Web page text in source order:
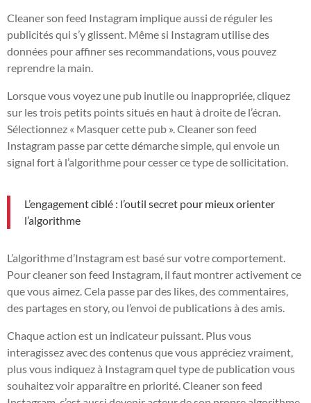
Cleaner son feed Instagram implique aussi de réguler les
publicités qui s’y glissent. Même si Instagram utilise des
données pour affiner ses recommandations, vous pouvez
reprendre la main.
Lorsque vous voyez une pub inutile ou inappropriée, cliquez
sur les trois petits points situés en haut à droite de l’écran.
Sélectionnez « Masquer cette pub ». Cleaner son feed
Instagram passe par cette démarche simple, qui envoie un
signal fort à l’algorithme pour cesser ce type de sollicitation.
L’engagement ciblé : l’outil secret pour mieux orienter
l’algorithme
L’algorithme d’Instagram est basé sur votre comportement.
Pour cleaner son feed Instagram, il faut montrer activement ce
que vous aimez. Cela passe par des likes, des commentaires,
des partages en story, ou l’envoi de publications à des amis.
Chaque action est un indicateur puissant. Plus vous
interagissez avec des contenus que vous appréciez vraiment,
plus vous indiquez à Instagram quel type de publication vous
souhaitez voir apparaître en priorité. Cleaner son feed